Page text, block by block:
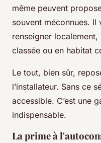
même peuvent
souvent méconnues.
renseigner
classée ou en habitat
Le tout, bien sûr,
l’installateur. Sans ce
accessible. C’est une
indispensable.
La prime à